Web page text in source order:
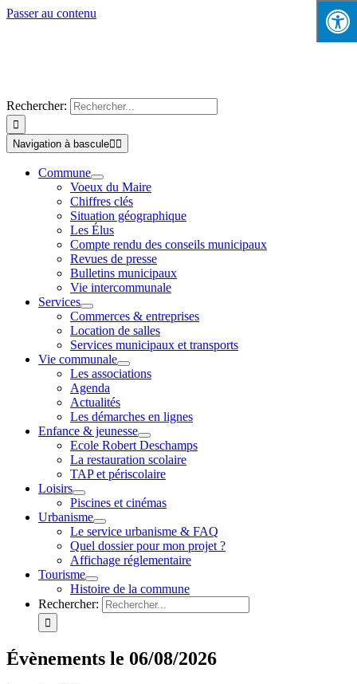
Passer au contenu
Rechercher:
Navigation à bascule
Commune
Voeux du Maire
Chiffres clés
Situation géographique
Les Élus
Compte rendu des conseils municipaux
Revues de presse
Bulletins municipaux
Vie intercommunale
Services
Commerces & entreprises
Location de salles
Services municipaux et transports
Vie communale
Les associations
Agenda
Actualités
Les démarches en lignes
Enfance & jeunesse
Ecole Robert Deschamps
La restauration scolaire
TAP et périscolaire
Loisirs
Piscines et cinémas
Urbanisme
Le service urbanisme & FAQ
Quel dossier pour mon projet ?
Affichage réglementaire
Tourisme
Histoire de la commune
Rechercher:
Évènements le 06/08/2026